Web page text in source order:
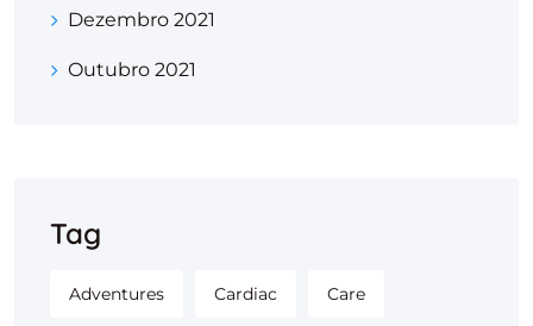
Dezembro 2021
Outubro 2021
Tag
Adventures Cardiac Care